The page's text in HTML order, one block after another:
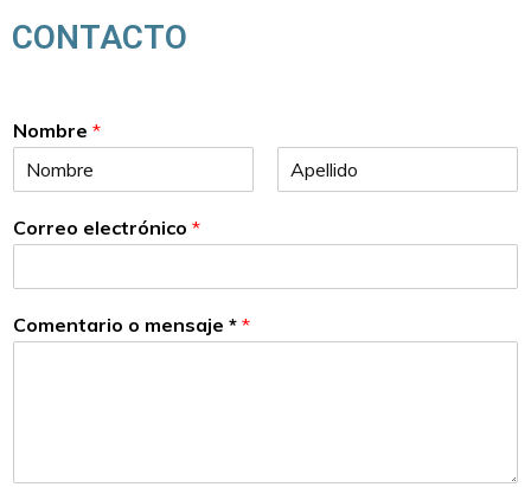
CONTACTO
Nombre *
Correo electrónico *
Comentario o mensaje * *